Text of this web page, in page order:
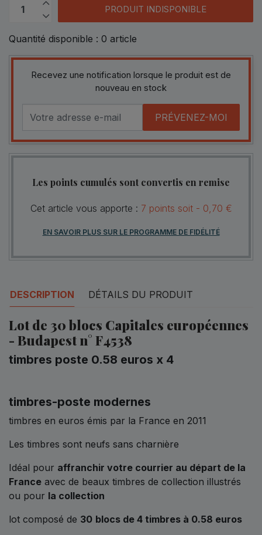
PRODUIT INDISPONIBLE
Quantité disponible : 0 article
Recevez une notification lorsque le produit est de
nouveau en stock
PRÉVENEZ-MOI
Les points cumulés sont convertis en remise
Cet article vous apporte : 7 points soit - 0,70 €
EN SAVOIR PLUS SUR LE PROGRAMME DE FIDÉLITÉ
DESCRIPTION DÉTAILS DU PRODUIT
Lot de 30 blocs Capitales européennes
- Budapest n° F4538
timbres poste 0.58 euros x 4
timbres-poste modernes
timbres en euros émis par la France en 2011
Les timbres sont neufs sans charnière
Idéal pour affranchir votre courrier au départ de la
France avec de beaux timbres de collection illustrés
ou pour la collection
lot composé de 30 blocs de 4 timbres à 0.58 euros